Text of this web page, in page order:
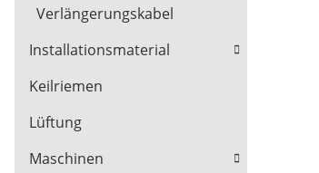
Verlängerungskabel
Installationsmaterial
Keilriemen
Lüftung
Maschinen